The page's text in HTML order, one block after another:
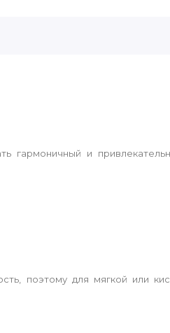
гармоничный и
поэтому для мягкой или